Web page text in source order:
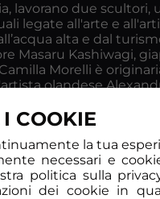
lavorano due
legate all'arte e
alta e dal
Masaru Kashiwagi,
Morelli è
olandese
COOKIE
la tua
necessari e
politica sulla
dei cookie in